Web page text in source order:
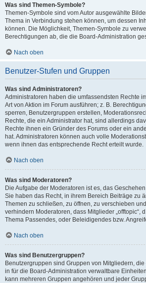
Was sind Themen-Symbole?
Themen-Symbole sind vom Autor ausgewählte
Thema in Verbindung stehen können, um dessen
können. Die Möglichkeit, Themen-Symbole zu
Berechtigungen ab, die die Board-Administration
Nach oben
Benutzer-Stufen und Gruppen
Was sind Administratoren?
Administratoren haben die umfassendsten Rechte
Art von Aktion im Forum ausführen; z. B.
sperren, Benutzergruppen erstellen,
Rechte, die ein Administrator hat, sind allerdings
Rechte ihnen ein Gründer des Forums oder ein
hat. Administratoren können auch volle
wenn ihnen das entsprechende Recht erteilt wurde.
Nach oben
Was sind Moderatoren?
Die Aufgabe der Moderatoren ist es, das
Sie haben das Recht, in ihrem Bereich Beiträge zu
Themen zu schließen, zu öffnen, zu verschieben
verhindern Moderatoren, dass Mitglieder „offtopic“,
Thema Passendes, oder Beleidigendes bzw.
Nach oben
Was sind Benutzergruppen?
Benutzergruppen sind Gruppen von Mitgliedern,
in für die Board-Administration verwaltbare
kann mehreren Gruppen angehören und jeder